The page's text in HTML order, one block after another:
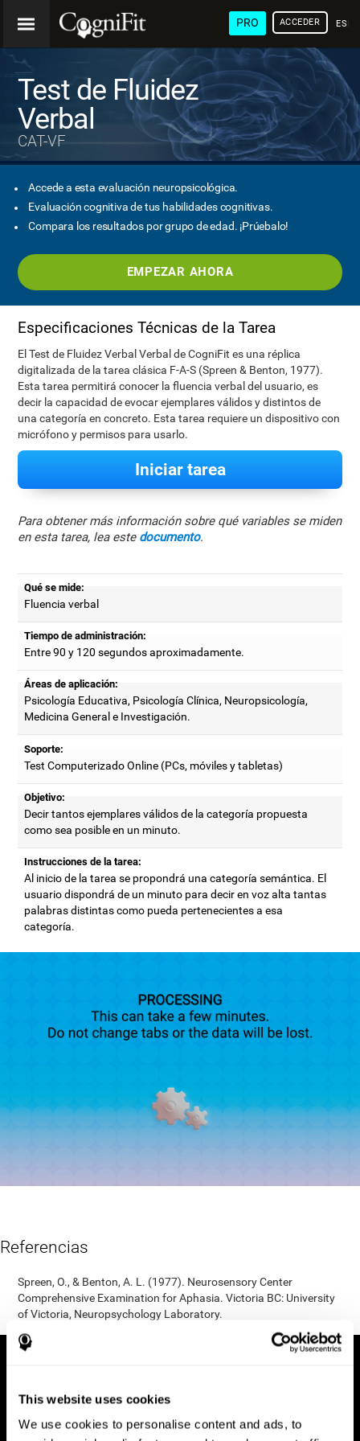
This website uses cookies
We use cookies to personalise content and ads, to
PRO ACCEDER
Test de Fluidez
Verbal
CAT-VF
Accede a esta evaluación neuropsicológica.
Evaluación cognitiva de tus habilidades cognitivas.
Compara los resultados por grupo de edad. ¡Prúebalo!
EMPEZAR AHORA
Especificaciones Técnicas de la Tarea
El Test de Fluidez Verbal Verbal de CogniFit es una réplica
digitalizada de la tarea clásica F-A-S (Spreen & Benton, 1977).
Esta tarea permitirá conocer la fluencia verbal del usuario, es
decir la capacidad de evocar ejemplares válidos y distintos de
una categoría en concreto. Esta tarea requiere un dispositivo con
micrófono y permisos para usarlo.
Iniciar tarea
Para obtener más información sobre qué variables se miden
en esta tarea, lea este documento.
Qué se mide:
Fluencia verbal
Tiempo de administración:
Entre 90 y 120 segundos aproximadamente.
Áreas de aplicación:
Psicología Educativa, Psicología Clínica, Neuropsicología,
Medicina General e Investigación.
Soporte:
Test Computerizado Online (PCs, móviles y tabletas)
Objetivo:
Decir tantos ejemplares válidos de la categoría propuesta
como sea posible en un minuto.
Instrucciones de la tarea:
Al inicio de la tarea se propondrá una categoría semántica. El
usuario dispondrá de un minuto para decir en voz alta tantas
palabras distintas como pueda pertenecientes a esa
categoría.
Referencias
Spreen, O., & Benton, A. L. (1977). Neurosensory Center
Comprehensive Examination for Aphasia. Victoria BC: University
of Victoria, Neuropsychology Laboratory.